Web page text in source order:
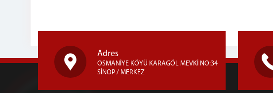
Adres
OSMANİYE KÖYÜ KARAGÖL MEVKİ NO:34
SİNOP / MERKEZ